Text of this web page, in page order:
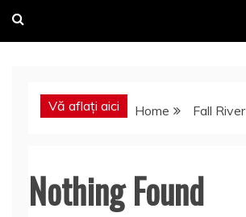
Vă aflați aici Home Fall River
Nothing Found